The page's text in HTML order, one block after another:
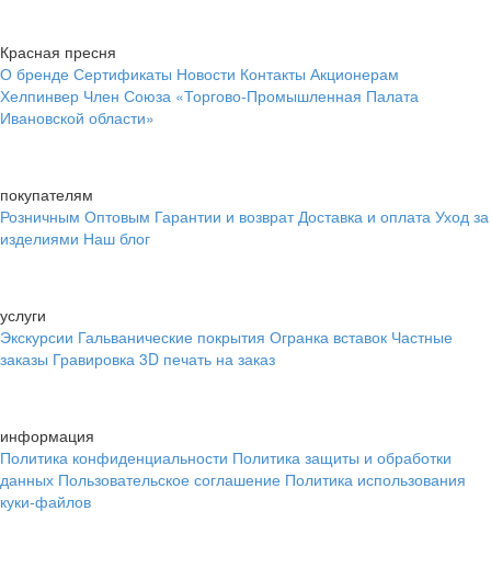
Красная пресня
О бренде Сертификаты Новости Контакты Акционерам
Хелпинвер Член Союза «Торгово-Промышленная Палата
Ивановской области»
покупателям
Розничным Оптовым Гарантии и возврат Доставка и оплата Уход за
изделиями Наш блог
услуги
Экскурсии Гальванические покрытия Огранка вставок Частные
заказы Гравировка 3D печать на заказ
информация
Политика конфиденциальности Политика защиты и обработки
данных Пользовательское соглашение Политика использования
куки-файлов